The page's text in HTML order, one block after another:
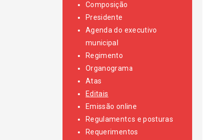
Composição
Presidente
Agenda do executivo
municipal
Regimento
Organograma
Atas
Editais
Emissão online
Regulamentos e posturas
Requerimentos